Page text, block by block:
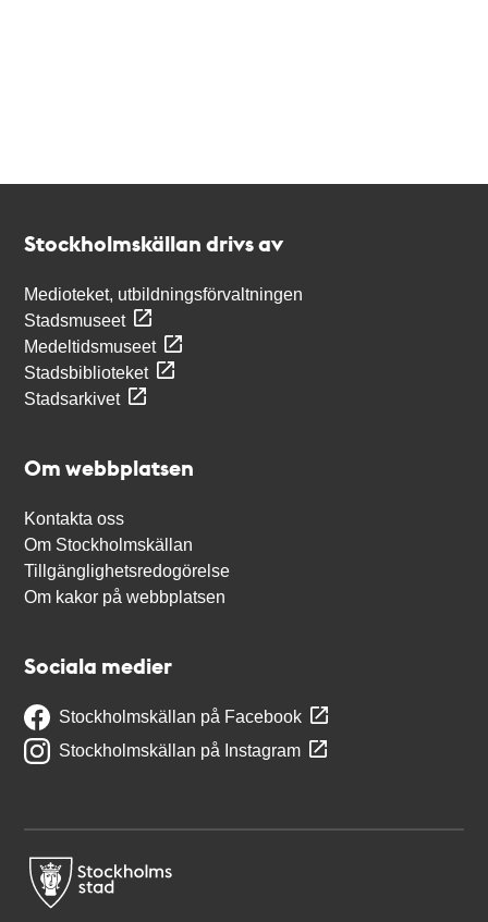
Stockholmskällan drivs av
Medioteket, utbildningsförvaltningen
Stadsmuseet
Medeltidsmuseet
Stadsbiblioteket
Stadsarkivet
Om webbplatsen
Kontakta oss
Om Stockholmskällan
Tillgänglighetsredogörelse
Om kakor på webbplatsen
Sociala medier
Stockholmskällan på Facebook
Stockholmskällan på Instagram